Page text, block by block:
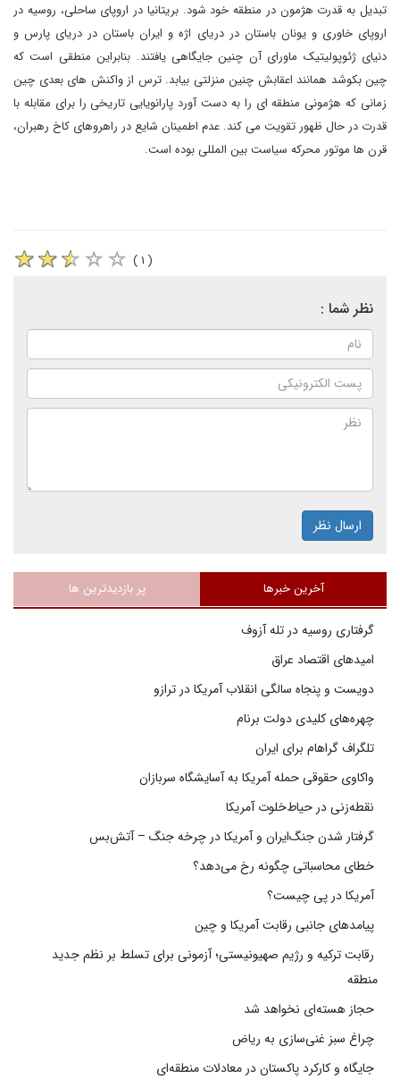
تبدیل به قدرت هژمون در منطقه خود شود. بریتانیا در اروپای ساحلی، روسیه در
اروپای خاوری و یونان باستان در دریای اژه و ایران باستان در دریای پارس و
دنیای ژئوپولیتیک ماورای آن چنین جایگاهی یافتند. بنابراین منطقی است که
چین بکوشد همانند اعقابش چنین منزلتی بیابد. ترس از واکنش های بعدی چین
زمانی که هژمونی منطقه ای را به دست آورد پارانویایی تاریخی را برای مقابله با
قدرت در حال ظهور تقویت می کند. عدم اطمینان شایع در راهروهای کاخ رهبران،
قرن ها موتور محرکه سیاست بین المللی بوده است.
( ۱ )
نظر شما :
ارسال نظر
آخرین خبرها پر بازدیدترین ها
گرفتاری روسیه در تله آزوف
امیدهای اقتصاد عراق
دویست و پنجاه سالگی انقلاب آمریکا در ترازو
چهره‌های کلیدی دولت برنام
تلگراف گراهام برای ایران
واکاوی حقوقی حمله آمریکا به آسایشگاه سربازان
نقطه‌زنی در حیاط‌خلوت آمریکا
گرفتار شدن جنگ‌ایران و آمریکا در چرخه جنگ – آتش‌بس
خطای محاسباتی چگونه رخ می‌دهد؟
آمریکا در پی چیست؟
پیامدهای جانبی رقابت آمریکا و چین
رقابت ترکیه و رژیم صهیونیستی؛ آزمونی برای تسلط بر نظم جدید
منطقه
حجاز هسته‌ای نخواهد شد
چراغ سبز غنی‌سازی به ریاض
جایگاه و کارکرد پاکستان در معادلات منطقه‌ای